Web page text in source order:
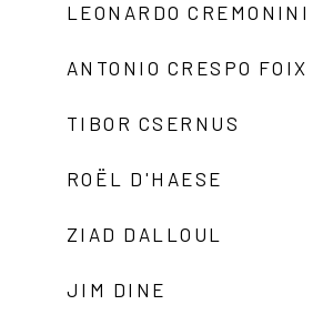
LEONARDO CREMONINI
ANTONIO CRESPO FOIX
TIBOR CSERNUS
ROËL D'HAESE
ZIAD DALLOUL
JIM DINE